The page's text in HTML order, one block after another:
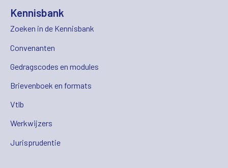
Kennisbank
Zoeken in de Kennisbank
Convenanten
Gedragscodes en modules
Brievenboek en formats
Vtlb
Werkwijzers
Jurisprudentie